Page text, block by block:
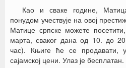
Као и сваке године,
понудом учествује на овој
Матице српске можете
марта, сваког дана од 10. до
час). Књиге ће се продавати,
сајамској цени. Улаз је бесплатан.